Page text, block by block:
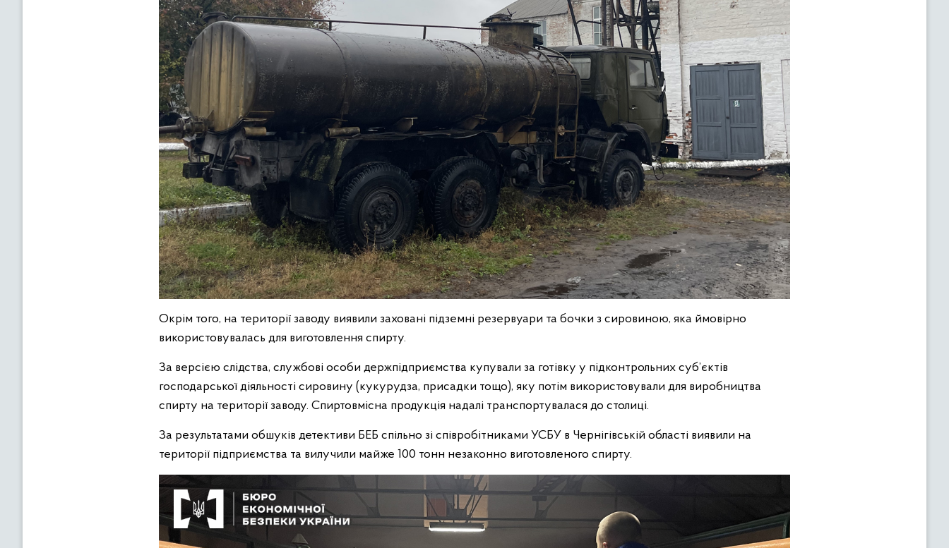
Окрім того, на території заводу виявили заховані підземні резервуари та бочки з сировиною, яка ймовірно
використовувалась для виготовлення спирту.
За версією слідства, службові особи держпідприємства купували за готівку у підконтрольних суб’єктів
господарської діяльності сировину (кукурудза, присадки тощо), яку потім використовували для виробництва
спирту на території заводу. Спиртовмісна продукція надалі транспортувалася до столиці.
За результатами обшуків детективи БЕБ спільно зі співробітниками УСБУ в Чернігівській області виявили на
території підприємства та вилучили майже 100 тонн незаконно виготовленого спирту.